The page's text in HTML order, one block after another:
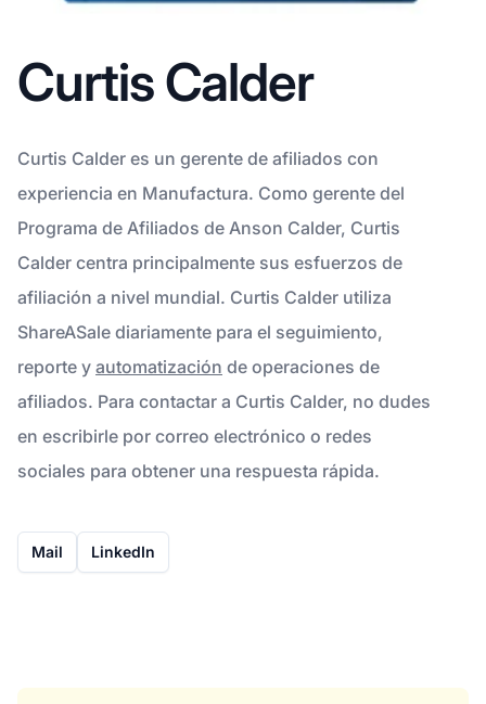
Curtis Calder
Curtis Calder es un gerente de afiliados con
experiencia en Manufactura. Como gerente del
Programa de Afiliados de Anson Calder, Curtis
Calder centra principalmente sus esfuerzos de
afiliación a nivel mundial. Curtis Calder utiliza
ShareASale diariamente para el seguimiento,
reporte y automatización de operaciones de
afiliados. Para contactar a Curtis Calder, no dudes
en escribirle por correo electrónico o redes
sociales para obtener una respuesta rápida.
Mail LinkedIn